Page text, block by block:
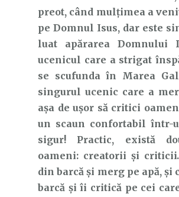
preot, când mulțimea a
pe Domnul Isus, dar este
luat apărarea Domnului
ucenicul care a strigat
se scufunda în Marea
singurul ucenic care a
așa de ușor să critici
un scaun confortabil într-
sigur! Practic, există
oameni: creatorii și
din barcă și merg pe apă, și
barcă și îi critică pe cei